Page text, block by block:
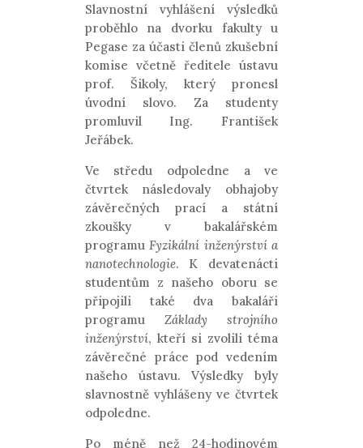
Slavnostní vyhlášení výsledků
proběhlo na dvorku fakulty u
Pegase za účasti členů zkušební
komise včetně ředitele ústavu
prof. Šikoly, který pronesl
úvodní slovo. Za studenty
promluvil Ing. František
Jeřábek.
Ve středu odpoledne a ve
čtvrtek následovaly obhajoby
závěrečných prací a státní
zkoušky v bakalářském
programu Fyzikální inženýrství a
nanotechnologie. K devatenácti
studentům z našeho oboru se
připojili také dva bakaláři
programu Základy strojního
inženýrství, kteří si zvolili téma
závěrečné práce pod vedením
našeho ústavu. Výsledky byly
slavnostně vyhlášeny ve čtvrtek
odpoledne.
Po méně než 24-hodinovém